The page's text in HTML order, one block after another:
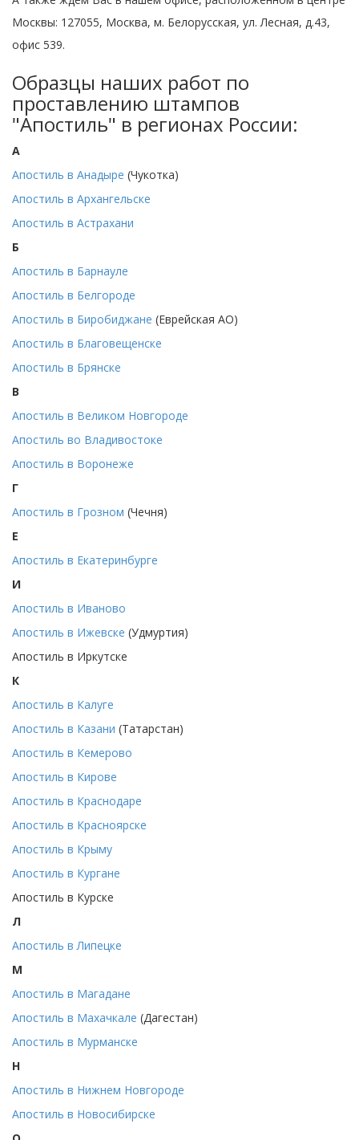
Москвы: 127055, Москва, м. Белорусская, ул. Лесная, д.43,
офис 539.
Образцы наших работ по
проставлению штампов
"Апостиль" в регионах России:
А
Апостиль в Анадыре (Чукотка)
Апостиль в Архангельске
Апостиль в Астрахани
Б
Апостиль в Барнауле
Апостиль в Белгороде
Апостиль в Биробиджане (Еврейская АО)
Апостиль в Благовещенске
Апостиль в Брянске
В
Апостиль в Великом Новгороде
Апостиль во Владивостоке
Апостиль в Воронеже
Г
Апостиль в Грозном (Чечня)
Е
Апостиль в Екатеринбурге
И
Апостиль в Иваново
Апостиль в Ижевске (Удмуртия)
Апостиль в Иркутске
К
Апостиль в Калуге
Апостиль в Казани (Татарстан)
Апостиль в Кемерово
Апостиль в Кирове
Апостиль в Краснодаре
Апостиль в Красноярске
Апостиль в Крыму
Апостиль в Кургане
Апостиль в Курске
Л
Апостиль в Липецке
М
Апостиль в Магадане
Апостиль в Махачкале (Дагестан)
Апостиль в Мурманске
Н
Апостиль в Нижнем Новгороде
Апостиль в Новосибирске